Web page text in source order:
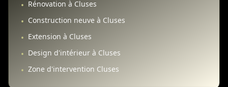
• Rénovation à Cluses
• Construction neuve à Cluses
• Extension à Cluses
• Design d'intérieur à Cluses
• Zone d'intervention Cluses